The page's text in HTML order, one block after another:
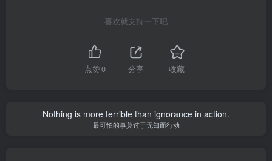
喜欢就支持一下吧
点赞0 分享 收藏
Nothing is more terrible than ignorance in action.
最可怕的事莫过于无知而行动